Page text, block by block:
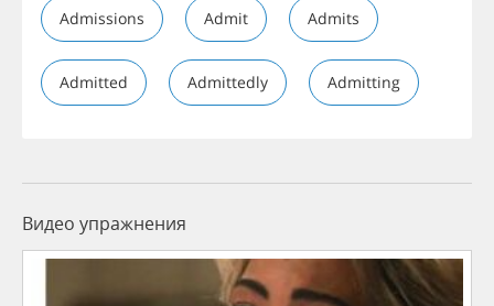
Admissions Admit Admits
Admitted Admittedly Admitting
Видео упражнения